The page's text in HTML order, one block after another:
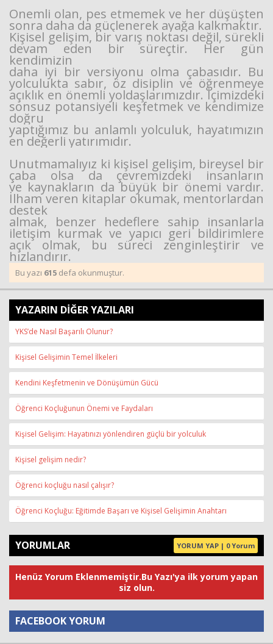
Önemli olan, pes etmemek ve her düşüşten
sonra daha da güçlenerek ayağa kalkmaktır.
Kişisel gelişim, bir varış noktası değil, sürekli
devam eden bir süreçtir. Her gün
kendimizin
daha iyi bir versiyonu olma çabasıdır. Bu
yolculukta sabır, öz disiplin ve öğrenmeye
açıklık en önemli yoldaşlarımızdır. İçimizdeki
sonsuz potansiyeli keşfetmek ve kendimize
doğru
yaptığımız bu anlamlı yolculuk, hayatımızın
en değerli yatırımıdır.
Unutmamalıyız ki kişisel gelişim, bireysel bir
çaba olsa da çevremizdeki insanların
ve kaynakların da büyük bir önemi vardır.
İlham veren kitaplar okumak, mentorlardan
destek
almak, benzer hedeflere sahip insanlarla
iletişim kurmak ve yapıcı geri bildirimlere
açık olmak, bu süreci zenginleştirir ve
hızlandırır.
Bu yazı 615 defa okunmuştur.
YAZARIN DİĞER YAZILARI
YKS’de Nasıl Başarılı Olunur?
Kişisel Gelişimin Temel İlkeleri
Kendini Keşfetmenin ve Dönüşümün Gücü
Öğrenci Koçluğunun Önemi ve Faydaları
Kişisel Gelişim: Hayatınızı yönlendiren güçlü bir yolculuk
Kişisel gelişim nedir?
Öğrenci koçluğu nasıl çalışır?
Öğrenci Koçluğu: Eğitimde Başarı ve Kişisel Gelişimin Anahtarı
YORUMLAR YORUM YAP | 0 Yorum
Henüz Yorum Eklenmemiştir.Bu Yazı'ya ilk yorum yapan
siz olun.
FACEBOOK YORUM